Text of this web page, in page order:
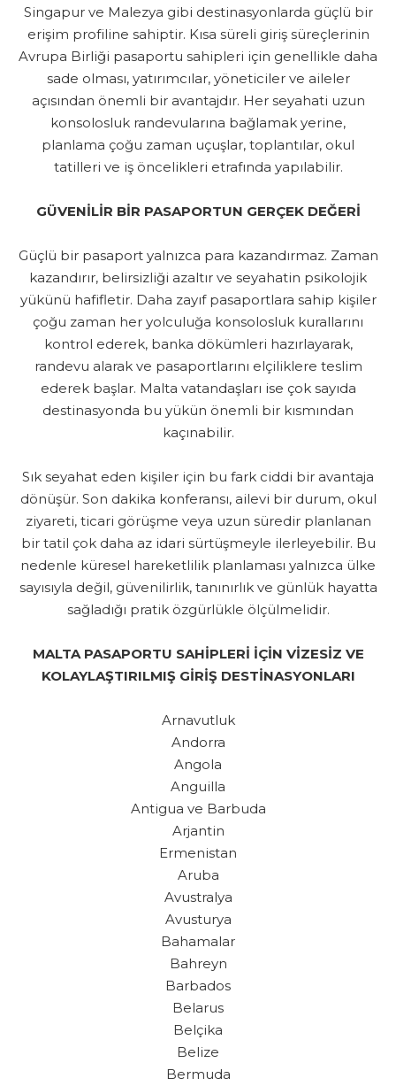
Singapur ve Malezya gibi destinasyonlarda güçlü bir
erişim profiline sahiptir. Kısa süreli giriş süreçlerinin
Avrupa Birliği pasaportu sahipleri için genellikle daha
sade olması, yatırımcılar, yöneticiler ve aileler
açısından önemli bir avantajdır. Her seyahati uzun
konsolosluk randevularına bağlamak yerine,
planlama çoğu zaman uçuşlar, toplantılar, okul
tatilleri ve iş öncelikleri etrafında yapılabilir.
GÜVENİLİR BİR PASAPORTUN GERÇEK DEĞERİ
Güçlü bir pasaport yalnızca para kazandırmaz. Zaman
kazandırır, belirsizliği azaltır ve seyahatin psikolojik
yükünü hafifletir. Daha zayıf pasaportlara sahip kişiler
çoğu zaman her yolculuğa konsolosluk kurallarını
kontrol ederek, banka dökümleri hazırlayarak,
randevu alarak ve pasaportlarını elçiliklere teslim
ederek başlar. Malta vatandaşları ise çok sayıda
destinasyonda bu yükün önemli bir kısmından
kaçınabilir.
Sık seyahat eden kişiler için bu fark ciddi bir avantaja
dönüşür. Son dakika konferansı, ailevi bir durum, okul
ziyareti, ticari görüşme veya uzun süredir planlanan
bir tatil çok daha az idari sürtüşmeyle ilerleyebilir. Bu
nedenle küresel hareketlilik planlaması yalnızca ülke
sayısıyla değil, güvenilirlik, tanınırlık ve günlük hayatta
sağladığı pratik özgürlükle ölçülmelidir.
MALTA PASAPORTU SAHİPLERİ İÇİN VİZESİZ VE
KOLAYLAŞTIRILMIŞ GİRİŞ DESTİNASYONLARI
Arnavutluk
Andorra
Angola
Anguilla
Antigua ve Barbuda
Arjantin
Ermenistan
Aruba
Avustralya
Avusturya
Bahamalar
Bahreyn
Barbados
Belarus
Belçika
Belize
Bermuda